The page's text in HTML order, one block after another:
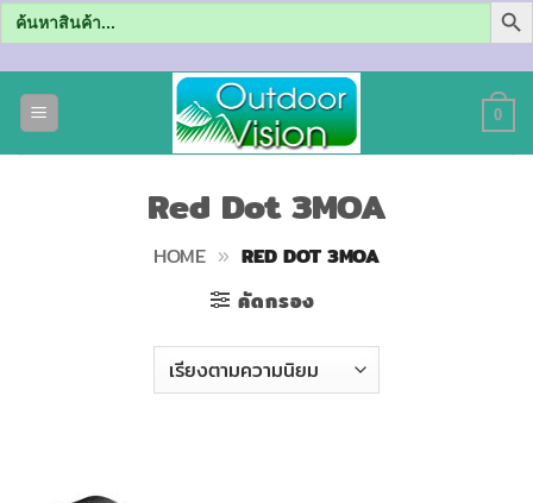
Search
for:
0
Red Dot 3MOA
HOME » RED DOT 3MOA
คัดกรอง